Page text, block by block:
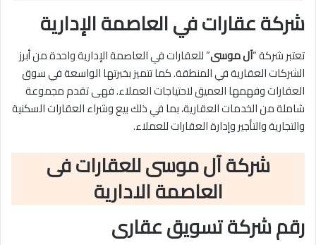
شركة عقارات في العاصمة الإدارية
تعتبر شركة “آل موسى” للعقارات في العاصمة الإدارية واحدة من أبرز
الشركات العقارية في المنطقة. كما تتميز بخبرتها الواسعة في سوق
العقارات وفهمها العميق لاحتياجات العملاء. فهى تقدم مجموعة
شاملة من الخدمات العقارية، بما في ذلك بيع وشراء العقارات السكنية
والتجارية والتأجير وإدارة العقارات للعملاء.
شركةآل موسىللعقارات فى
العاصمة الادارية
رقم شركة تسويق عقارى